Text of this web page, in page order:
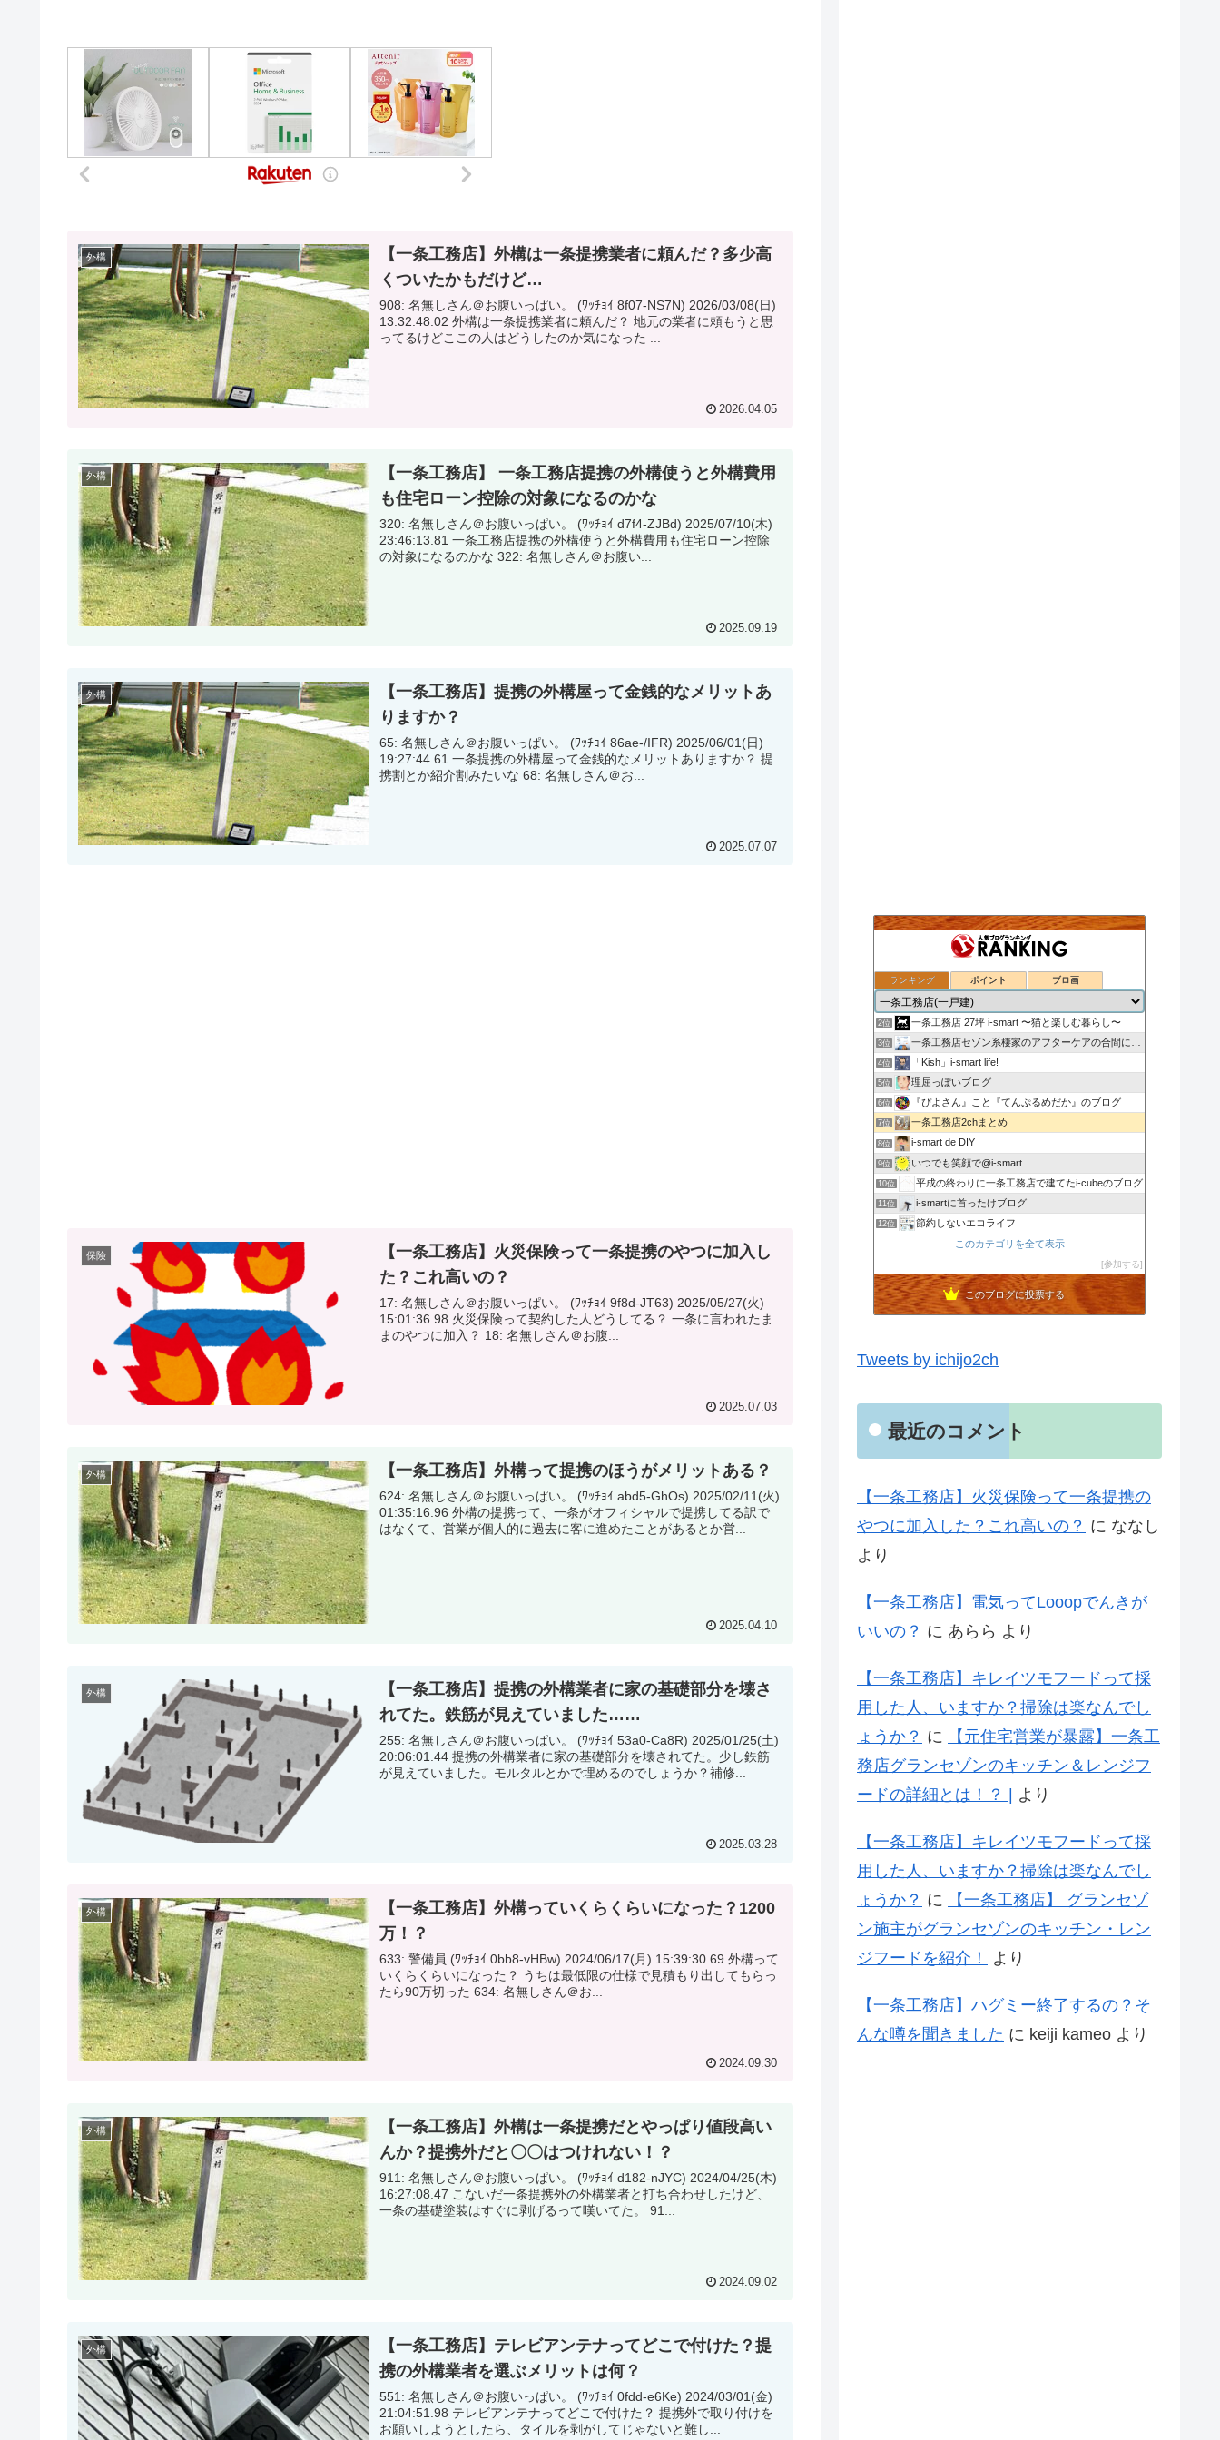
外構
【一条工務店】外構は一条提携業者に頼んだ？多少高
くついたかもだけど…
908: 名無しさん＠お腹いっぱい。 (ﾜｯﾁｮｲ 8f07-NS7N) 2026/03/08(日)
13:32:48.02 外構は一条提携業者に頼んだ？ 地元の業者に頼もうと思
2026.04.05
外構
【一条工務店】 一条工務店提携の外構使うと外構費用
も住宅ローン控除の対象になるのかな
320: 名無しさん＠お腹いっぱい。 (ﾜｯﾁｮｲ d7f4-ZJBd) 2025/07/10(木)
23:46:13.81 一条工務店提携の外構使うと外構費用も住宅ローン控除
の対象になるのかな 322: 名無しさん＠お腹い...
2025.09.19
外構
【一条工務店】提携の外構屋って金銭的なメリットあ
りますか？
65: 名無しさん＠お腹いっぱい。 (ﾜｯﾁｮｲ 86ae-/IFR) 2025/06/01(日)
19:27:44.61 一条提携の外構屋って金銭的なメリットありますか？ 提
携割とか紹介割みたいな 68: 名無しさん＠お...
2025.07.07
保険
【一条工務店】火災保険って一条提携のやつに加入し
た？これ高いの？
17: 名無しさん＠お腹いっぱい。 (ﾜｯﾁｮｲ 9f8d-JT63) 2025/05/27(火)
15:01:36.98 火災保険って契約した人どうしてる？ 一条に言われたま
まのやつに加入？ 18: 名無しさん＠お腹...
2025.07.03
外構 【一条工務店】外構って提携のほうがメリットある？
624: 名無しさん＠お腹いっぱい。 (ﾜｯﾁｮｲ abd5-GhOs) 2025/02/11(火)
01:35:16.96 外構の提携って、一条がオフィシャルで提携してる訳で
はなくて、営業が個人的に過去に客に進めたことがあるとか営...
2025.04.10
外構
【一条工務店】提携の外構業者に家の基礎部分を壊さ
れてた。鉄筋が見えていました……
255: 名無しさん＠お腹いっぱい。 (ﾜｯﾁｮｲ 53a0-Ca8R) 2025/01/25(土)
20:06:01.44 提携の外構業者に家の基礎部分を壊されてた。少し鉄筋
が見えていました。モルタルとかで埋めるのでしょうか？補修...
2025.03.28
外構
【一条工務店】外構っていくらくらいになった？1200
万！？
633: 警備員 (ﾜｯﾁｮｲ 0bb8-vHBw) 2024/06/17(月) 15:39:30.69 外構って
いくらくらいになった？ うちは最低限の仕様で見積もり出してもらっ
たら90万切った 634: 名無しさん＠お...
2024.09.30
外構
【一条工務店】外構は一条提携だとやっぱり値段高い
んか？提携外だと〇〇はつけれない！？
911: 名無しさん＠お腹いっぱい。 (ﾜｯﾁｮｲ d182-nJYC) 2024/04/25(木)
16:27:08.47 こないだ一条提携外の外構業者と打ち合わせしたけど、
一条の基礎塗装はすぐに剥げるって嘆いてた。 91...
2024.09.02
外構
【一条工務店】テレビアンテナってどこで付けた？提
携の外構業者を選ぶメリットは何？
551: 名無しさん＠お腹いっぱい。 (ﾜｯﾁｮｲ 0fdd-e6Ke) 2024/03/01(金)
21:04:51.98 テレビアンテナってどこで付けた？ 提携外で取り付けを
お願いしようとしたら、タイルを剥がしてじゃないと難し...
ランキング ポイント ブロ画
1位 nasu_star's blog
2位 一条工務店 27坪 i-smart 〜猫と楽しむ暮らし〜
3位 一条工務店セゾン系棲家のアフターケアの合間に綴るブログ
4位 「Kish」i-smart life!
5位 理屈っぽいブログ
6位 『ぴよさん』こと『てんぷるめだか』のブログ
7位 一条工務店2chまとめ
8位 i-smart de DIY
9位 いつでも笑顔で@i-smart
10位 平成の終わりに一条工務店で建てたi-cubeのブログ
11位 i-smartに首ったけブログ
12位 節約しないエコライフ
noahnoah研究所
わたしの家づくり│ハウスメーカーで注文住宅を建てよう
15位 わかまっちょのおうち
このカテゴリを全て表示
参加する
このブログに投票する
Tweets by ichijo2ch
最近のコメント
【一条工務店】火災保険って一条提携の
やつに加入した？これ高いの？ に ななし
より
【一条工務店】電気ってLooopでんきが
いいの？ に あらら より
【一条工務店】キレイツモフードって採
用した人、いますか？掃除は楽なんでし
ょうか？ に
【元住宅営業が暴露】一条工
務店グランセゾンのキッチン＆レンジフ
ードの詳細とは！？ |
より
【一条工務店】キレイツモフードって採
用した人、いますか？掃除は楽なんでし
ょうか？ に
【一条工務店】 グランセゾ
ン施主がグランセゾンのキッチン・レン
ジフードを紹介！
より
【一条工務店】ハグミー終了するの？そ
んな噂を聞きました に keiji kameo より